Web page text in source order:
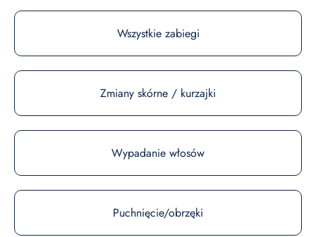
Wszystkie zabiegi
Zmiany skórne / kurzajki
Wypadanie włosów
Puchnięcie/obrzęki